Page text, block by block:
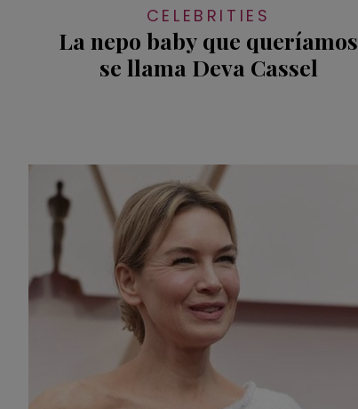
CELEBRITIES
La nepo baby que queríamos
se llama Deva Cassel